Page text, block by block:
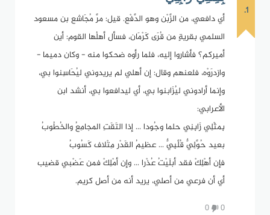
1.
أي دافعي، من الزَّبْن وهو الدَّفْع. قيل: مرَّ مُجَاشع بن مسعود
السلمي بقريةٍ من قُرَى كَرْمَان، فسأل أهلُها القوم: أين
أميركم؟ فأشاروا إليه، فلما رأوه ضحكوا منه - وكان دميما -
وازدرَوْه، فلعنهم وقال: إن أهلي لم يريدوني ليُحَاسِنوا بي،
وإنما أرادوني ليُزَابنوا بي، أي ليدافعوا بي، أنشد ابن
الأعرابي:
بِمثْلِي زَابِنِي حلما وجُودا ... إذا التَقَتِ المجامِعُ والخُطُوبُ
بعيد حُوَّلِيٌّ قُلَّبِيٌّ ... عظيمُ القَدْر مِتْلاف كَسُوبُ
فإن أهْلِكْ فقد أبلَيْتُ عُذْرا ... وإن أمْلِكْ فمن عَضْبي قضيب
أي أن فرعي من أصلي، يريد أنه من أصل كريم.
0
0